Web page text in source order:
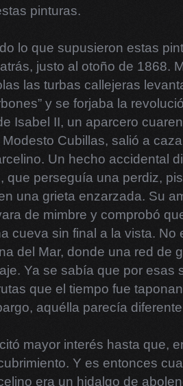
pinturas.
lo que supusieron estas
justo al otoño de 1868.
las turbas callejeras
y se forjaba la
Isabel II, un aparcero
Cubillas, salió a
Un hecho accidental
que perseguía una perdiz,
una grieta enzarzada. Su
de mimbre y comprobó
cueva sin final a la vista. No
del Mar, donde una red de
Ya se sabía que por esas
que el tiempo fue
aquélla parecía
mayor interés hasta que,
Y es entonces
era un hidalgo de